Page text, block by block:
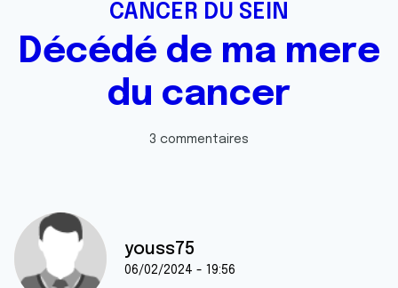
CANCER DU SEIN
Décédé de ma mere
du cancer
3 commentaires
youss75
06/02/2024 - 19:56